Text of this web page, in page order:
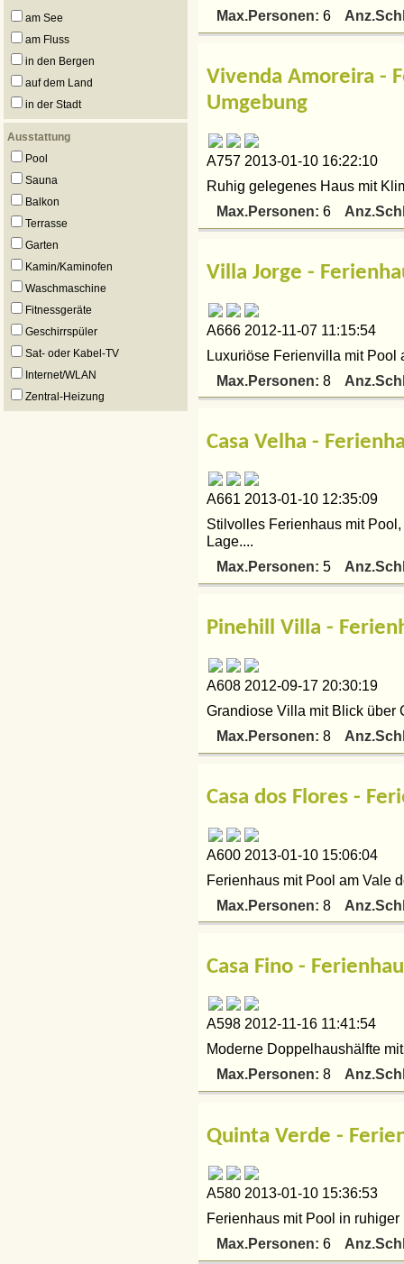
am See
am Fluss
in den Bergen
auf dem Land
in der Stadt
Ausstattung
Pool
Sauna
Balkon
Terrasse
Garten
Kamin/Kaminofen
Waschmaschine
Fitnessgeräte
Geschirrspüler
Sat- oder Kabel-TV
Internet/WLAN
Zentral-Heizung
Max.Personen: 6
Vivenda Amoreira -
Umgebung
A757 2013-01-10 16:22:10
Ruhig gelegenes Haus mit
Max.Personen: 6
Villa Jorge -
A666 2012-11-07 11:15:54
Luxuriöse Ferienvilla mit Pool
Max.Personen: 8
Casa Velha -
A661 2013-01-10 12:35:09
Stilvolles Ferienhaus mit
Lage....
Max.Personen: 5
Pinehill Villa -
A608 2012-09-17 20:30:19
Grandiose Villa mit Blick über
Max.Personen: 8
Casa dos Flores -
A600 2013-01-10 15:06:04
Ferienhaus mit Pool am Vale
Max.Personen: 8
Casa Fino -
A598 2012-11-16 11:41:54
Moderne Doppelhaushälfte
Max.Personen: 8
Quinta Verde -
A580 2013-01-10 15:36:53
Ferienhaus mit Pool in
Max.Personen: 6